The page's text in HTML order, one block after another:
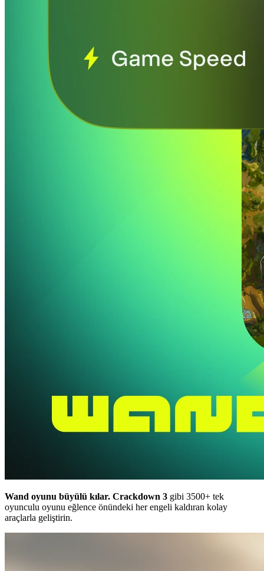
Wand oyunu büyülü kılar. Crackdown 3 gibi 3500+ tek
oyunculu oyunu eğlence önündeki her engeli kaldıran kolay
araçlarla geliştirin.